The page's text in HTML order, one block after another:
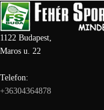
1122 Budapest,
Maros u. 22
Telefon:
+36304364878